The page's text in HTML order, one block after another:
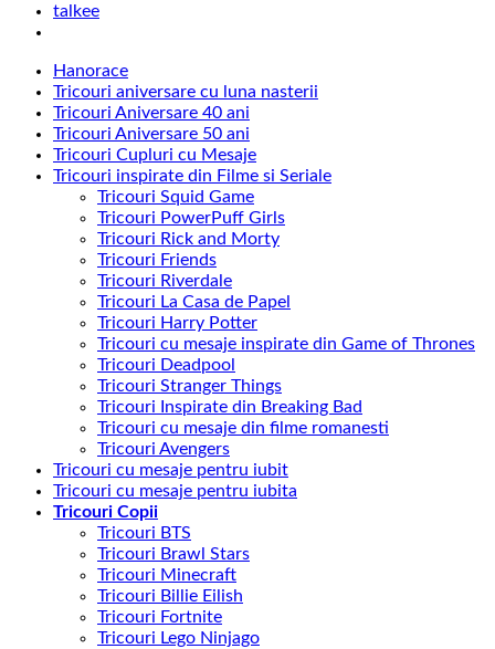
Hanorace
Tricouri aniversare cu luna nasterii
Tricouri Aniversare 40 ani
Tricouri Aniversare 50 ani
Tricouri Cupluri cu Mesaje
Tricouri inspirate din Filme si Seriale
Tricouri Squid Game
Tricouri PowerPuff Girls
Tricouri Rick and Morty
Tricouri Friends
Tricouri Riverdale
Tricouri La Casa de Papel
Tricouri Harry Potter
Tricouri cu mesaje inspirate din Game of Thrones
Tricouri Deadpool
Tricouri Stranger Things
Tricouri Inspirate din Breaking Bad
Tricouri cu mesaje din filme romanesti
Tricouri Avengers
Tricouri cu mesaje pentru iubit
Tricouri cu mesaje pentru iubita
Tricouri Copii
Tricouri BTS
Tricouri Brawl Stars
Tricouri Minecraft
Tricouri Billie Eilish
Tricouri Fortnite
Tricouri Lego Ninjago